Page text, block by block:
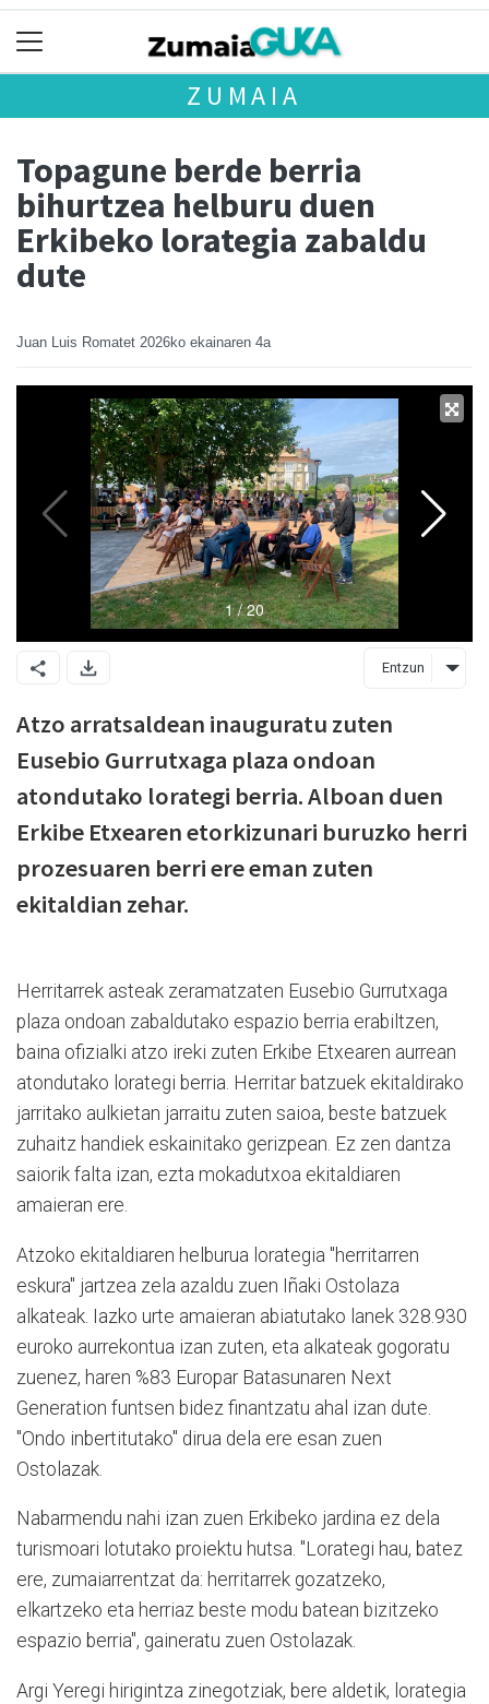
ZUMAIA
Topagune berde berria
bihurtzea helburu duen
Erkibeko lorategia zabaldu
dute
Juan Luis Romatet 2026ko ekainaren 4a
Entzun
Atzo arratsaldean inauguratu zuten
Eusebio Gurrutxaga plaza ondoan
atondutako lorategi berria. Alboan duen
Erkibe Etxearen etorkizunari buruzko herri
prozesuaren berri ere eman zuten
ekitaldian zehar.
Herritarrek asteak zeramatzaten Eusebio Gurrutxaga
plaza ondoan zabaldutako espazio berria erabiltzen,
baina ofizialki atzo ireki zuten Erkibe Etxearen aurrean
atondutako lorategi berria. Herritar batzuek ekitaldirako
jarritako aulkietan jarraitu zuten saioa, beste batzuek
zuhaitz handiek eskainitako gerizpean. Ez zen dantza
saiorik falta izan, ezta mokadutxoa ekitaldiaren
amaieran ere.
Atzoko ekitaldiaren helburua lorategia "herritarren
eskura" jartzea zela azaldu zuen Iñaki Ostolaza
alkateak. Iazko urte amaieran abiatutako lanek 328.930
euroko aurrekontua izan zuten, eta alkateak gogoratu
zuenez, haren %83 Europar Batasunaren Next
Generation funtsen bidez finantzatu ahal izan dute.
"Ondo inbertitutako" dirua dela ere esan zuen
Ostolazak.
Nabarmendu nahi izan zuen Erkibeko jardina ez dela
turismoari lotutako proiektu hutsa. "Lorategi hau, batez
ere, zumaiarrentzat da: herritarrek gozatzeko,
elkartzeko eta herriaz beste modu batean bizitzeko
espazio berria", gaineratu zuen Ostolazak.
Argi Yeregi hirigintza zinegotziak, bere aldetik, lorategia